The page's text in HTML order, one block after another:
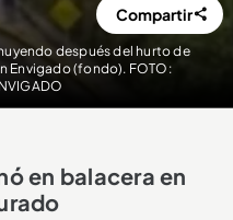
después del hurto de
Envigado (fondo). FOTO:
Compartir
en balacera en